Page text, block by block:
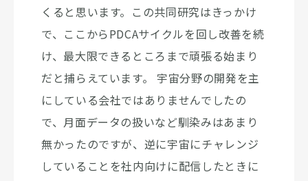
くると思います。この共同研究はきっかけ
で、ここからPDCAサイクルを回し改善を続
け、最大限できるところまで頑張る始まり
だと捕らえています。 宇宙分野の開発を主
にしている会社ではありませんでしたの
で、月面データの扱いなど馴染みはあまり
無かったのですが、逆に宇宙にチャレンジ
していることを社内向けに配信したときに